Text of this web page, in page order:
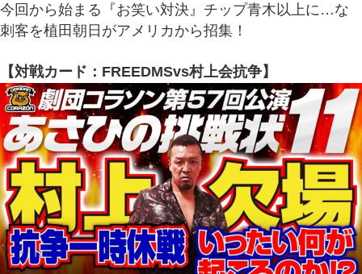
今回から始まる『お笑い対決』チップ青木以上に…な
刺客を植田朝日がアメリカから招集！
【対戦カード：FREEDMSvs村上会抗争】